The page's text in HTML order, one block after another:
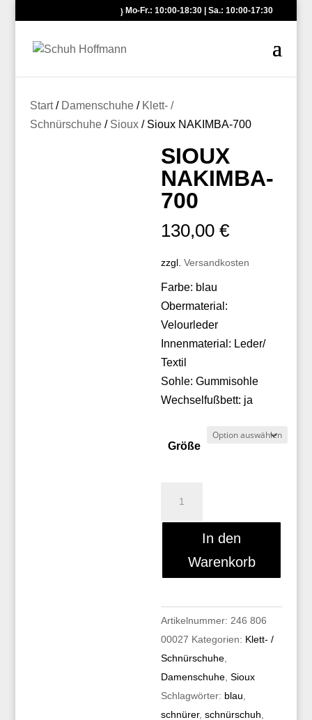
Mo-Fr.: 10:00-18:30 | Sa.: 10:00-17:30
Start/ Damenschuhe/ Klett- /
Schnürschuhe/ Sioux/ Sioux NAKIMBA-700
SIOUX
NAKIMBA-
700
130,00€
zzgl.Versandkosten
Farbe: blau
Obermaterial:
Velourleder
Innenmaterial: Leder/
Textil
Sohle: Gummisohle
Wechselfußbett: ja
Größe
In den
Warenkorb
Artikelnummer: 246 806
00027 Kategorien: Klett- /
Schnürschuhe
Damenschuhe ,Sioux
Schlagwörter: blau
schnürer,schnürschuh